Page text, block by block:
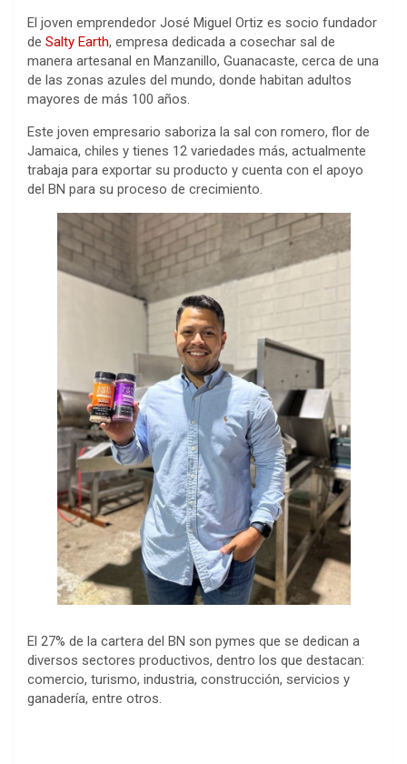
El joven emprendedor José Miguel Ortiz es socio fundador
de Salty Earth, empresa dedicada a cosechar sal de
manera artesanal en Manzanillo, Guanacaste, cerca de una
de las zonas azules del mundo, donde habitan adultos
mayores de más 100 años.
Este joven empresario saboriza la sal con romero, flor de
Jamaica, chiles y tienes 12 variedades más, actualmente
trabaja para exportar su producto y cuenta con el apoyo
del BN para su proceso de crecimiento.
El 27% de la cartera del BN son pymes que se dedican a
diversos sectores productivos, dentro los que destacan:
comercio, turismo, industria, construcción, servicios y
ganadería, entre otros.